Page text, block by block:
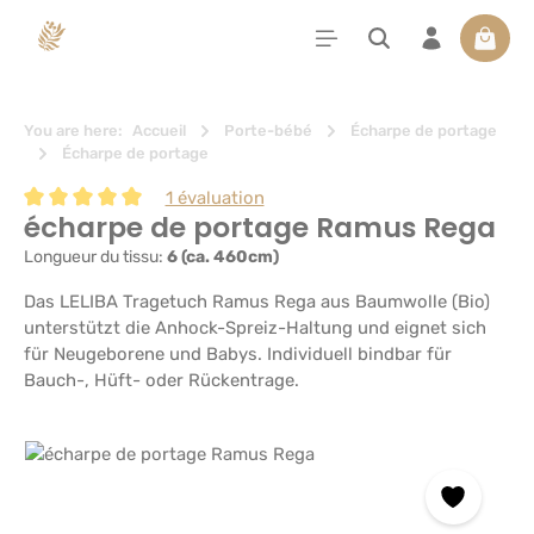
principal Le
You are here: Accueil Porte-bébé
Écharpe de portage
Écharpe de portage
Note moyenne de 5 sur 5 étoiles
1 évaluation
écharpe de portage Ramus Rega
Longueur du tissu: 6 (ca. 460cm)
Das LELIBA Tragetuch Ramus Rega aus Baumwolle (Bio)
unterstützt die Anhock-Spreiz-Haltung und eignet sich
für Neugeborene und Babys. Individuell bindbar für
Bauch-, Hüft- oder Rückentrage.
Ignorer la galerie d'images